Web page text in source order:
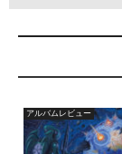
アルバムレビュー